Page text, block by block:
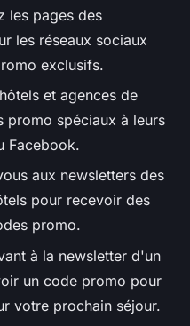
les pages des
les réseaux sociaux
exclusifs.
et agences de
promo spéciaux à leurs
Facebook.
aux newsletters des
pour recevoir des
promo.
à la newsletter d'un
un code promo pour
votre prochain séjour.